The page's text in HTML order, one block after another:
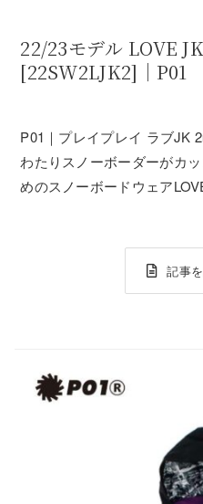
22/23モデル LOVE
[22SW2LJK2]｜P01
P01｜プレイプレイ ラブJK
わたりスノーボーダーがカ
めのスノーボードウェア
経て、機能面、デザ...
記事